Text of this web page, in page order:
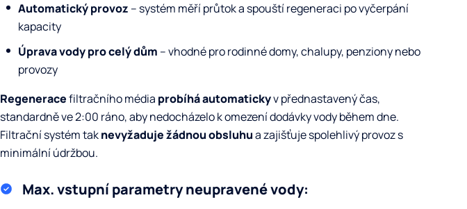
Automatický provoz – systém měří průtok a spouští regeneraci po vyčerpání
kapacity
Úprava vody pro celý dům – vhodné pro rodinné domy, chalupy, penziony nebo
provozy
Regeneracefiltračního média probíhá automatickyv přednastavený čas,
standardně ve 2:00 ráno, aby nedocházelo k omezení dodávky vody během dne.
Filtrační systém taknevyžaduje žádnou obsluhua zajišťuje spolehlivý provoz s
minimální údržbou.
Max. vstupní parametry neupravené vody: